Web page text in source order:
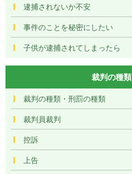
逮捕されないか不安
事件のことを秘密にしたい
子供が逮捕されてしまったら
裁判の種類
裁判の種類・刑罰の種類
裁判員裁判
控訴
上告